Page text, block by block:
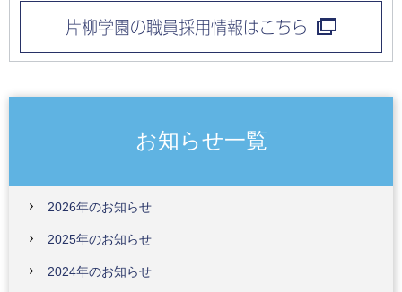
片柳学園の職員採用情報はこちら
お知らせ一覧
2026年のお知らせ
2025年のお知らせ
2024年のお知らせ